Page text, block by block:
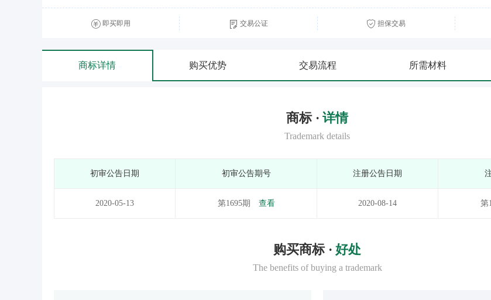
即买即用 交易公证 担保交易
商标详情 购买优势 交易流程 所需材料
商标 · 详情
Trademark details
初审公告日期 初审公告期号 注册公告日期
2020-05-13 第1695期 查看 2020-08-14 第
购买商标 · 好处
The benefits of buying a trademark